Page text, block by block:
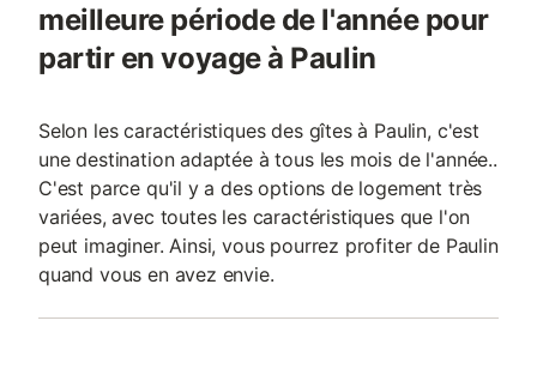
meilleure période de l'année pour
partir en voyage à Paulin
Selon les caractéristiques des gîtes à Paulin, c'est
une destination adaptée à tous les mois de l'année..
C'est parce qu'il y a des options de logement très
variées, avec toutes les caractéristiques que l'on
peut imaginer. Ainsi, vous pourrez profiter de Paulin
quand vous en avez envie.